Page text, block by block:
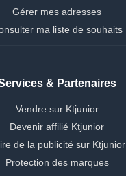
Gérer mes adresses
ma liste de souhaits
& Partenaires
Vendre sur Ktjunior
Devenir affilié Ktjunior
de la publicité sur Ktjunior
Protection des marques